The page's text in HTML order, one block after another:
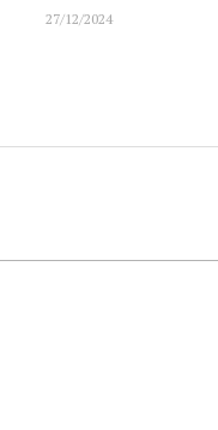
27/12/2024